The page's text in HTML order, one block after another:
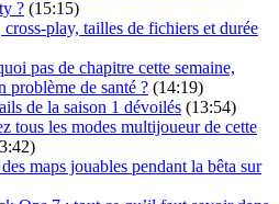
? (15:15)
play, tailles de fichiers et durée
pas de chapitre cette semaine,
problème de santé ? (14:19)
de la saison 1 dévoilés (13:54)
tous les modes multijoueur de cette
maps jouables pendant la bêta sur